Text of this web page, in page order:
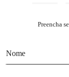
Preencha